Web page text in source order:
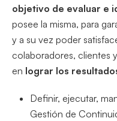
objetivo de evaluar e
posee la misma, para
y a su vez poder
colaboradores, clientes
en lograr los
Definir, ejecutar,
Gestión de